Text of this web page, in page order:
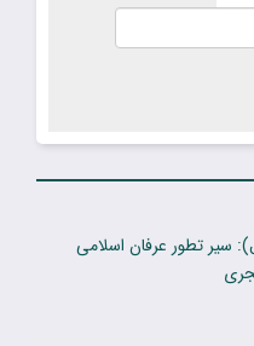
سیر تطور عرفان اسلامی